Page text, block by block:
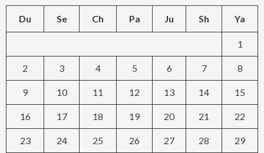
Du Se Ch Pa Ju Sh Ya
1
2 3 4 5 6 7 8
9 10 11 12 13 14 15
16 17 18 19 20 21 22
23 24 25 26 27 28 29